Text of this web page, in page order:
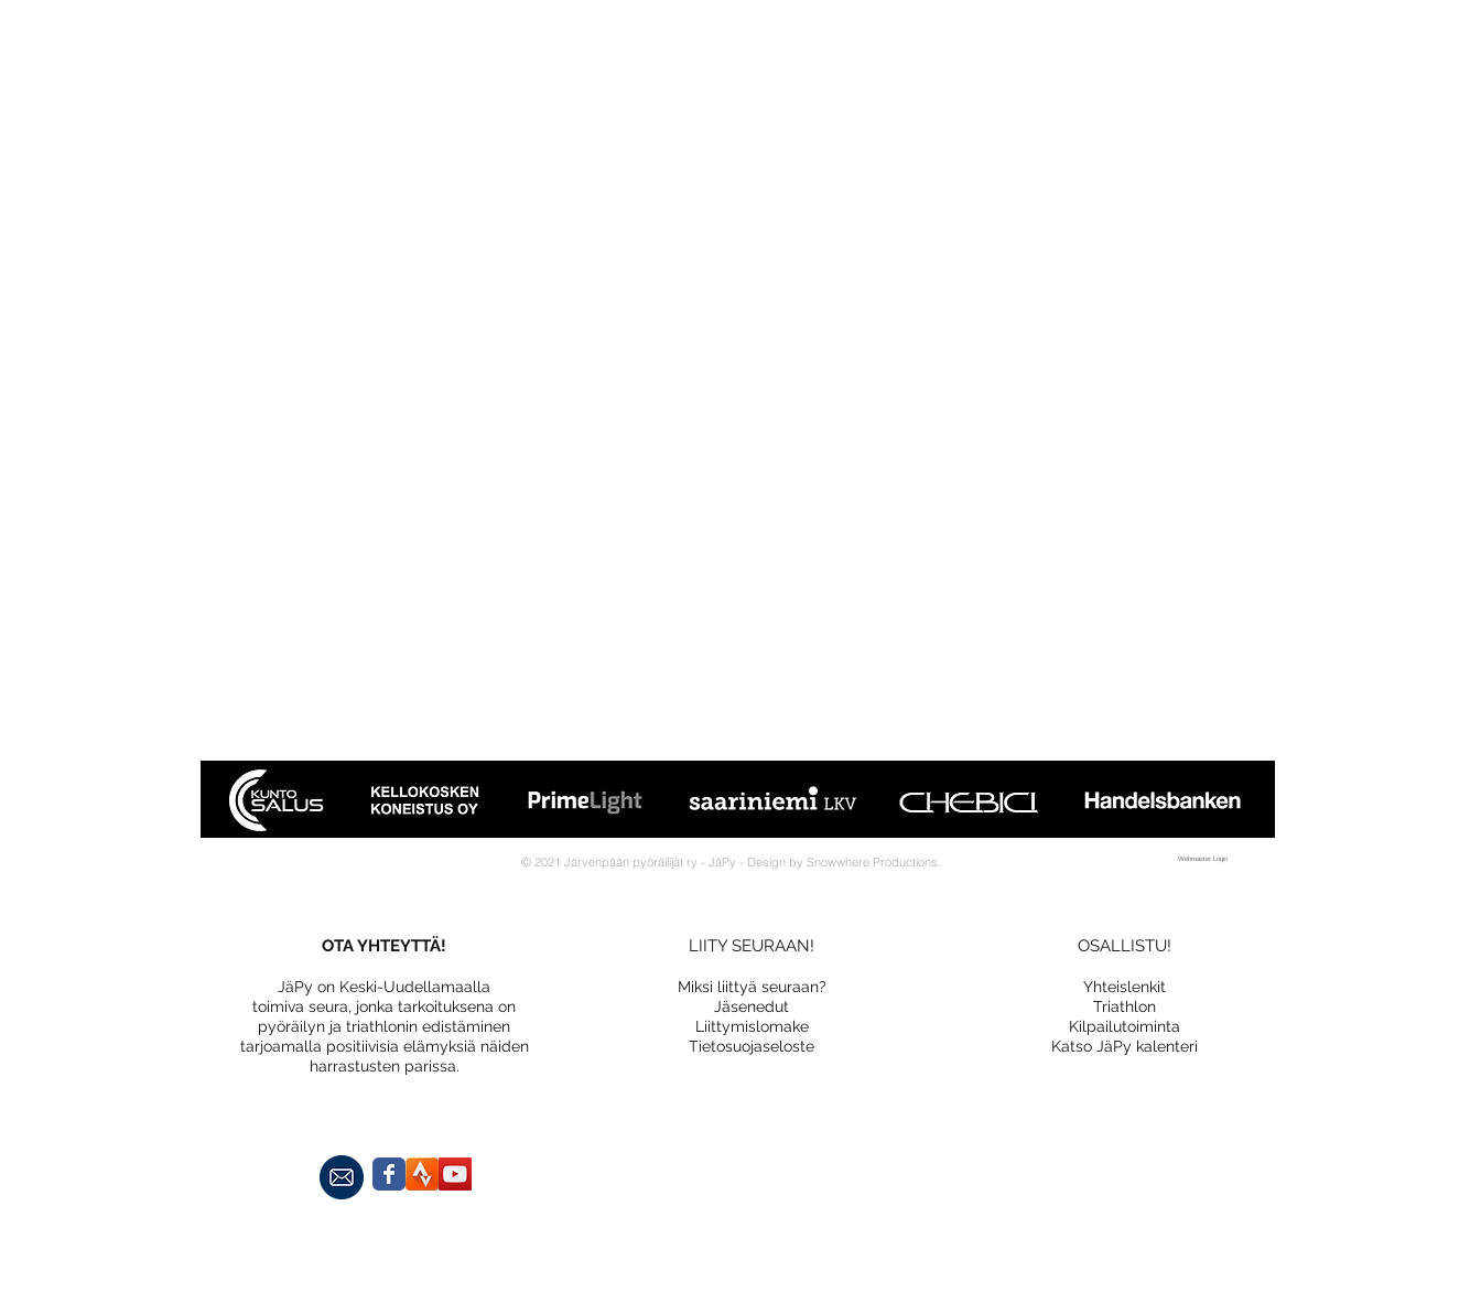
© 2021 Järvenpään pyöräilijät ry - JäPy - Design by Snowwhere Productions. Webmaster Login
OTA YHTEYTTÄ!
JäPy on Keski-Uudellamaalla
toimiva seura, jonka tarkoituksena on
pyöräilyn ja triathlonin edistäminen
tarjoamalla positiivisia elämyksiä näiden
harrastusten parissa.
LIITY SEURAAN!
Miksi liittyä seuraan?
Jäsenedut
Liittymislomake
Tietosuojaseloste
OSALLISTU!
Yhteislenkit
Triathlon
Kilpailutoiminta
Katso JäPy kalenteri